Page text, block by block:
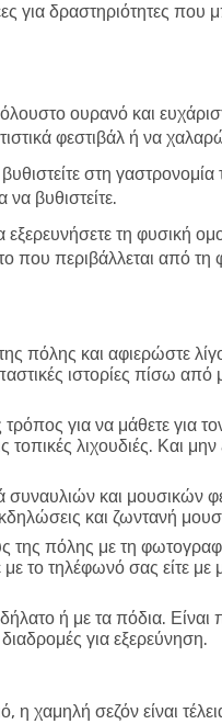
για δραστηριότητες
ουρανό και
φεστιβάλ ή να
στη
βυθιστείτε.
τη φυσική
περιβάλλεται από τη
πόλης και αφιερώστε
ιστορίες πίσω από
τρόπος για να μάθετε για
τοπικές λιχουδιές. Και
και μουσικών
και ζωντανή
της πόλης με τη
με το τηλέφωνό σας είτε
ή με τα πόδια. Είναι
για εξερεύνηση.
σεζόν είναι